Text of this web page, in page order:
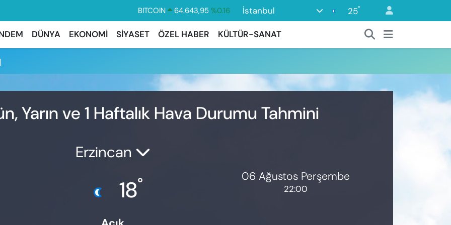
BITCOIN 64.643,95 %0.16
DOLAR
47,6006
%0.06
EURO
55,0250 %0.02
6500.87
İstanbul 25°
DÜNYA EKONOMİ SİYASET ÖZEL HABER KÜLTÜR-SANAT
Yarın ve 1 Haftalık Hava Durumu Tahmini
Erzincan
18° 06 Ağustos Perşembe
22:00